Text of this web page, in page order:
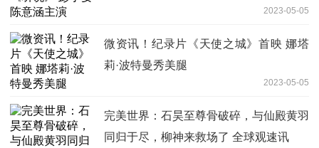
2023-05-05
微资讯！纪录片《天使之城》首映 娜塔
莉·波特曼秀美腿
2023-05-05
完美世界：石昊至尊骨破碎，与仙殿黄羽
同归于尽，柳神来救场了 全球观速讯